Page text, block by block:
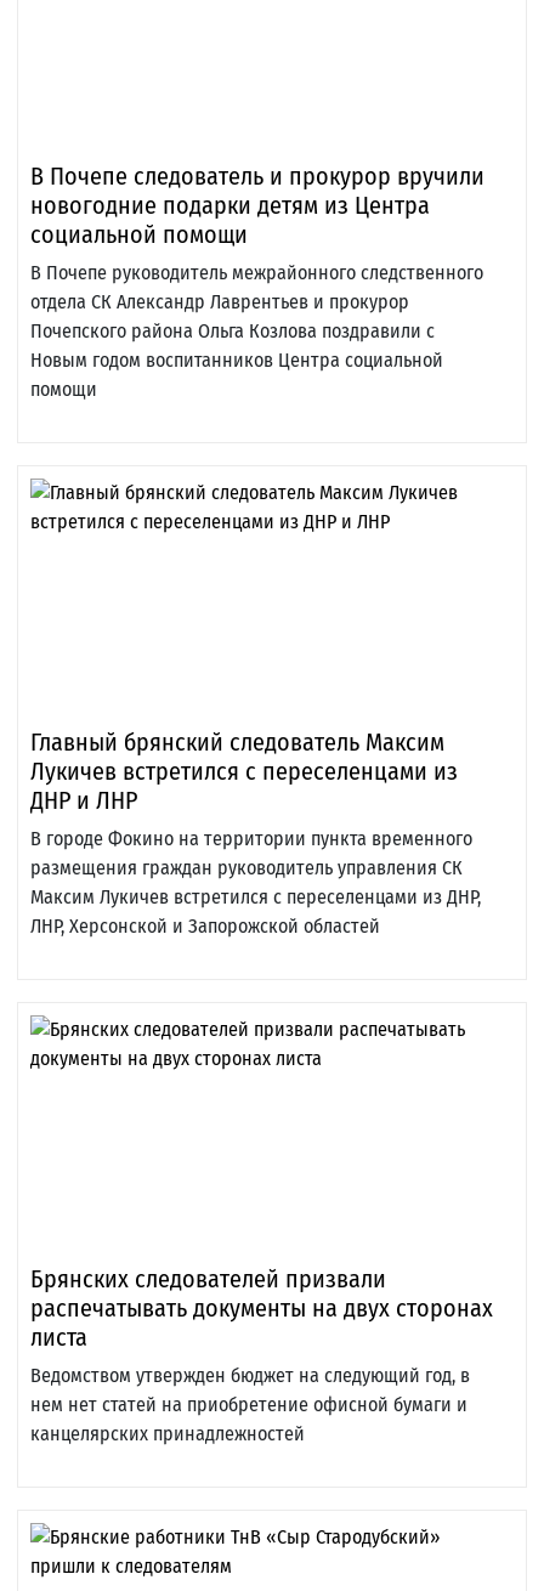
В Почепе следователь и прокурор вручили
новогодние подарки детям из Центра
социальной помощи
В Почепе руководитель межрайонного следственного
отдела СК Александр Лаврентьев и прокурор
Почепского района Ольга Козлова поздравили с
Новым годом воспитанников Центра социальной
помощи
Главный брянский следователь Максим
Лукичев встретился с переселенцами из
ДНР и ЛНР
В городе Фокино на территории пункта временного
размещения граждан руководитель управления СК
Максим Лукичев встретился с переселенцами из ДНР,
ЛНР, Херсонской и Запорожской областей
Брянских следователей призвали
распечатывать документы на двух сторонах
листа
Ведомством утвержден бюджет на следующий год, в
нем нет статей на приобретение офисной бумаги и
канцелярских принадлежностей